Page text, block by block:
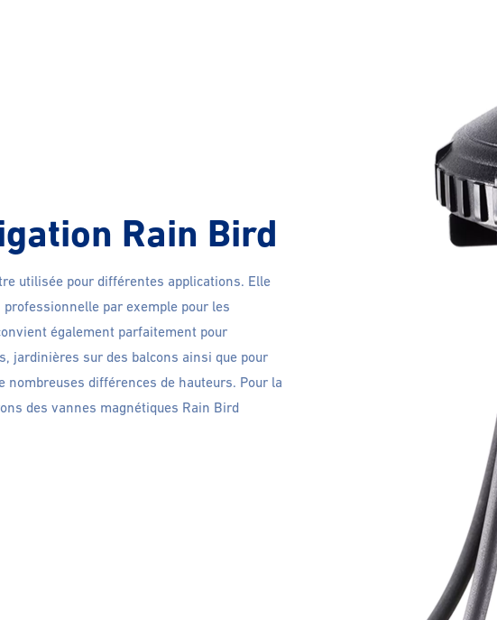
Rain Bird
utilisée pour différentes applications. Elle
par exemple pour les
également parfaitement pour
jardinières sur des balcons ainsi que pour
nombreuses différences de hauteurs. Pour la
des vannes magnétiques Rain Bird